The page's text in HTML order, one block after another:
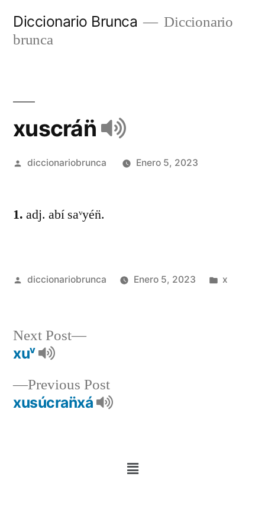
Diccionario Brunca
Diccionario
brunca
xuscrán̈
diccionariobrunca Enero 5, 2023
1. adj. abí saᵛyén̈.
diccionariobrunca Enero 5, 2023 x
Previous Post
xusúcran̈xá
Next Post
xuᵛ